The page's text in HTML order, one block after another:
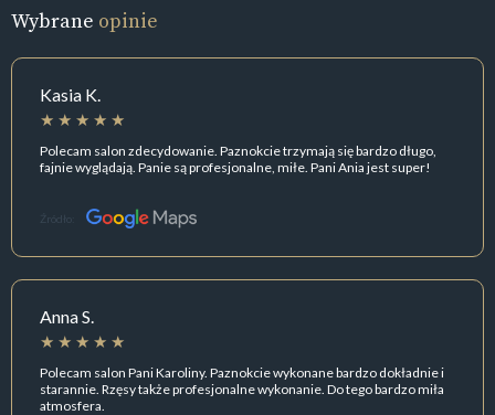
Wybrane opinie
Kasia K.
Polecam salon zdecydowanie. Paznokcie trzymają się bardzo długo,
fajnie wyglądają. Panie są profesjonalne, miłe. Pani Ania jest super!
Źródło:
Anna S.
Polecam salon Pani Karoliny. Paznokcie wykonane bardzo dokładnie i
starannie. Rzęsy także profesjonalne wykonanie. Do tego bardzo miła
atmosfera.